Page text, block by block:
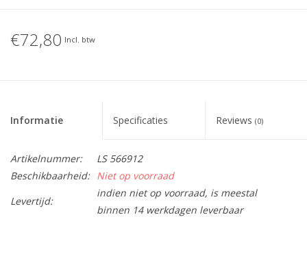
€72,80 Incl. btw
Informatie Specificaties Reviews (0)
Artikelnummer:
LS 566912
Beschikbaarheid: Niet op voorraad
Levertijd:
indien niet op voorraad, is meestal
binnen 14 werkdagen leverbaar